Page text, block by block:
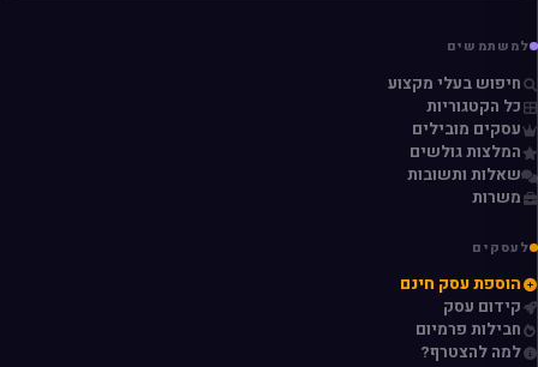
למשתמשים
חיפוש בעלי מקצוע
כל הקטגוריות
עסקים מובילים
המלצות גולשים
שאלות ותשובות
משרות
לעסקים
הוספת עסק חינם
קידום עסק
חבילות פרמיום
למה להצטרף?